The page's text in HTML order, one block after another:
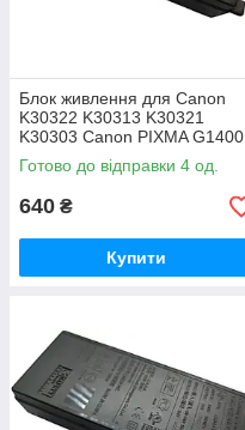
Блок живлення для Canon
K30322 K30313 K30321
K30303 Canon PIXMA G1400,
G2400, G3400
Готово до відправки 4 од.
640 ₴
Купити